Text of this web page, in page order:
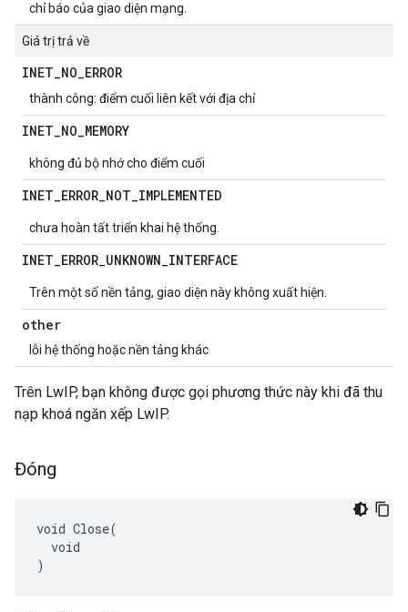
chỉ báo của giao diện mạng.
Giá trị trả về
INET_NO_ERROR
thành công: điểm cuối liên kết với địa chỉ
INET_NO_MEMORY
không đủ bộ nhớ cho điểm cuối
INET_ERROR_NOT_IMPLEMENTED
chưa hoàn tất triển khai hệ thống.
INET_ERROR_UNKNOWN_INTERFACE
Trên một số nền tảng, giao diện này không xuất hiện.
other
lỗi hệ thống hoặc nền tảng khác
Trên LwIP, bạn không được gọi phương thức này khi đã thu
nạp khoá ngăn xếp LwIP.
Đóng
void Close(
  void
)